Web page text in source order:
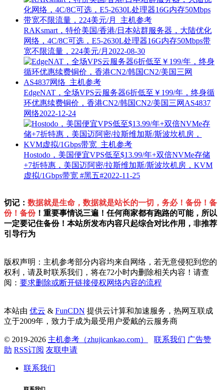
RAKsmart，特价美国/香港/日本站群服务器，大陆优化
网络，4C/8C可选，E5-2630L处理器16G内存50Mbps带
宽不限流量，224美元/月 2022-08-30
EdgeNAT，全场VPS云服务器6折低至￥199/年，终身循
环优惠续费铜价，香港CN2/韩国CN2/美国三网AS4837
网络2022-12-24
Hostodo，美国便宜VPS低至$13.99/年+双倍NVMe存储
+7折特惠，美国迈阿密/拉斯维加斯/斯波坎机房，KVM
虚拟/1Gbps带宽 #黑五#2022-11-25
切记： 数据就是生命，数据就是站长的一切，务必！备份！备
份！备份！重要事情说三遍！任何商家都有跑路的可能，所以
一定要记住备份！本站所发布内容只起综合对比作用，非推荐
引导行为
版权声明：主机参考部分内容均来自网络，若无意侵犯到您的
权利，请及时联系我们，将在72小时内删除相关内容！请查
阅： 要求删除或断开链接侵权网络内容的流程
本站由 优云 & FunCDN 提供云计算和加速服务，热网互联成
立于2009年，致力于成为最受用户爱戴的云服务商
© 2019-2026 主机参考（zhujicankao.com） 联系我们 广告赞
助 RSS订阅 友联申请
联系我们